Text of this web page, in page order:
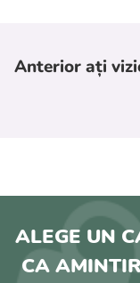
Anterior ați
ALEGE UN
CA